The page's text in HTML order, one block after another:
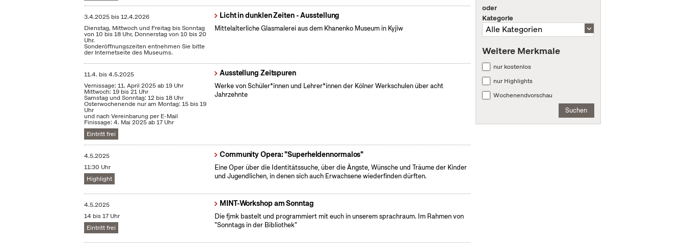
3.4.2025 bis12.4.2026
Dienstag, Mittwoch und Freitag bis Sonntag
von 10 bis 18 Uhr, Donnerstag von 10 bis 20
Uhr.
Sonderöffnungszeiten entnehmen Sie bitte
der Internetseite des Museums.
Licht in dunklen Zeiten - Ausstellung
Mittelalterliche Glasmalerei aus dem Khanenko Museum in Kyjiw
11.4. bis4.5.2025
Vernissage: 11. April 2025 ab 19 Uhr
Mittwoch: 19 bis 21 Uhr
Samstag und Sonntag: 12 bis 18 Uhr
Osterwochenende nur am Montag: 15 bis 19
Uhr
und nach Vereinbarung per E-Mail
Finissage: 4. Mai 2025 ab 17 Uhr
Eintritt frei
Ausstellung Zeitspuren
Werke von Schüler*innen und Lehrer*innen der Kölner Werkschulen über acht
Jahrzehnte
4.5.2025
11:30 Uhr
Highlight
Community Opera: "Superheldennormalos"
Eine Oper über die Identitätssuche, über die Ängste, Wünsche und Träume der Kinder
und Jugendlichen, in denen sich auch Erwachsene wiederfinden dürften.
4.5.2025
14 bis 17 Uhr
Eintritt frei
MINT-Workshop am Sonntag
Die fjmk bastelt und programmiert mit euch in unserem sprachraum. Im Rahmen von
"Sonntags in der Bibliothek"
oder
Kategorie
Weitere Merkmale
nur kostenlos
nur Highlights
Wochenendvorschau
Suchen